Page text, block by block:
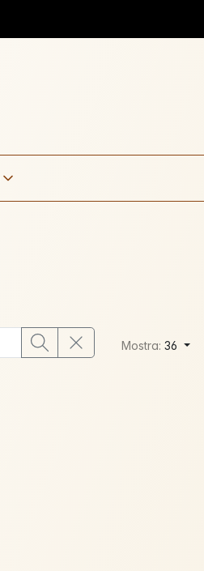
Mostra:36